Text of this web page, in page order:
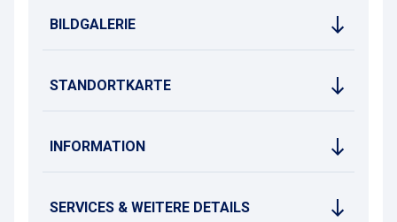
BILDGALERIE
STANDORTKARTE
INFORMATION
SERVICES & WEITERE DETAILS